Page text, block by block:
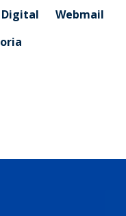
Digital
Webmail